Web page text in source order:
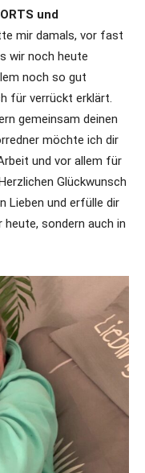
und
mir damals, vor fast
wir noch heute
noch so gut
für verrückt erklärt.
gemeinsam deinen
möchte ich dir
und vor allem für
Glückwunsch
Lieben und erfülle dir
heute, sondern auch in